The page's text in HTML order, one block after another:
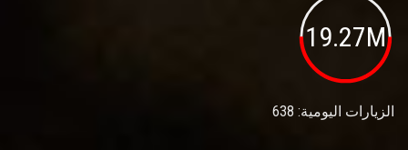
19.27M
الزيارات اليومية: 638